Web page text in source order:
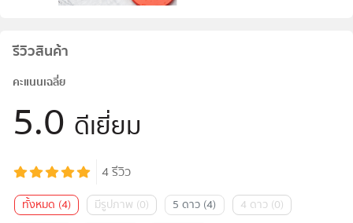
รีวิวสินค้า
คะแนนเฉลี่ย
5.0 ดีเยี่ยม
4รีวิว
ทั้งหมด (4) มีรูปภาพ (0) 5 ดาว (4) 4 ดาว (0)